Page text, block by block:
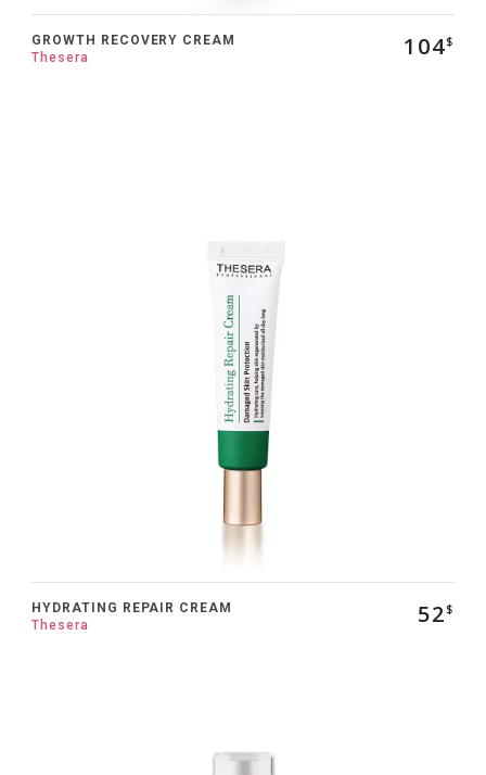
GROWTH RECOVERY CREAM
Thesera
104$
HYDRATING REPAIR CREAM
Thesera
52$